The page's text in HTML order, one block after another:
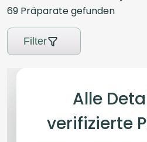
69 Präparategefunden
Filter
Alle
verifizierte